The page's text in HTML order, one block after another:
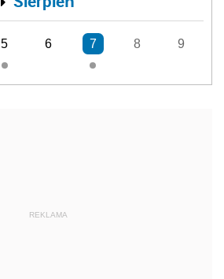
5 6 7 8 9
REKLAMA